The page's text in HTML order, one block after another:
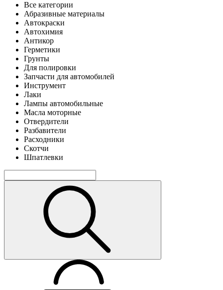
Все категории
Абразивные материалы
Автокраски
Автохимия
Антикор
Герметики
Грунты
Для полировки
Запчасти для автомобилей
Инструмент
Лаки
Лампы автомобильные
Масла моторные
Отвердители
Разбавители
Расходники
Скотчи
Шпатлевки